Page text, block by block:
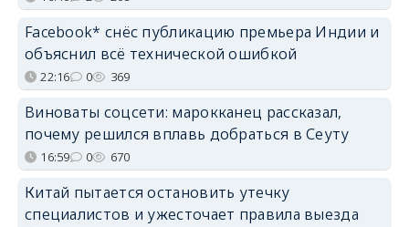
Facebook* снёс публикацию премьера Индии и
объяснил всё технической ошибкой
22:16 0 369
Виноваты соцсети: марокканец рассказал,
почему решился вплавь добраться в Сеуту
16:59 0 670
Китай пытается остановить утечку
специалистов и ужесточает правила выезда